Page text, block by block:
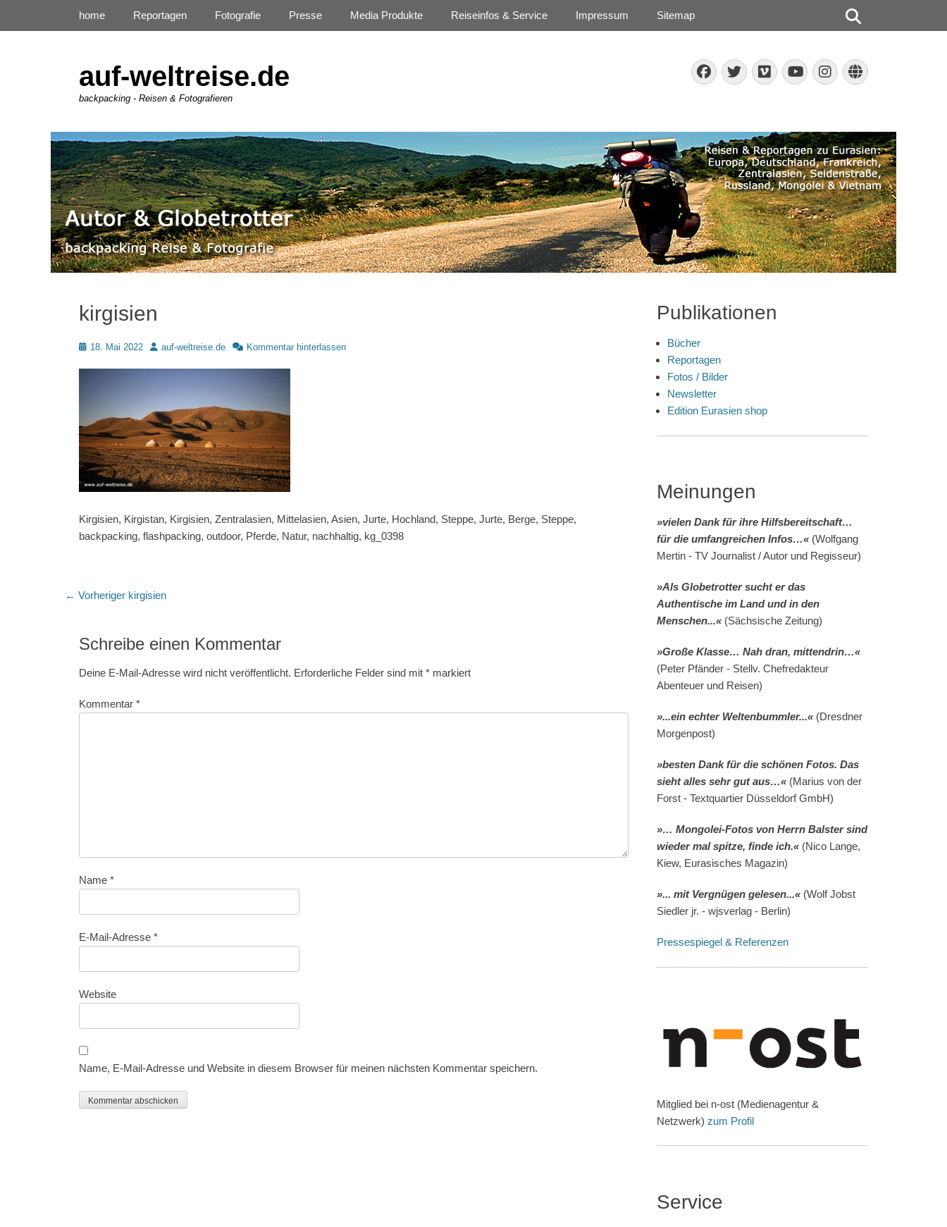
auf-weltreise.de
backpacking - Reisen & Fotografieren
Facebook
Twitter
Vimeo
YouTube
Instagram
Website
Primäres Menü
home Reportagen Fotografie Presse Media Produkte Reiseinfos & Service Impressum Sitemap
kirgisien
Posted
18. Mai 2022 Autorauf-weltreise.de Kommentar hinterlassen
Kirgisien, Kirgistan, Kirgisien, Zentralasien, Mittelasien, Asien, Jurte, Hochland, Steppe, Jurte, Berge, Steppe,
backpacking, flashpacking, outdoor, Pferde, Natur, nachhaltig, kg_0398
Beitragsnavigation
← Vorheriger Vorheriger
kirgisien
Schreibe einen Kommentar
Deine E-Mail-Adresse wird nicht veröffentlicht. Erforderliche Felder sind mit * markiert
Kommentar *
Name *
E-Mail-Adresse *
Website
Name, E-Mail-Adresse und Website in diesem Browser für meinen nächsten Kommentar speichern.
Publikationen
Bücher
Reportagen
Fotos / Bilder
Newsletter
Edition Eurasien shop
Meinungen
»vielen Dank für ihre Hilfsbereitschaft…
für die umfangreichen Infos…« (Wolfgang
Mertin - TV Journalist / Autor und Regisseur)
»Als Globetrotter sucht er das
Authentische im Land und in den
Menschen...« (Sächsische Zeitung)
»Große Klasse… Nah dran, mittendrin…«
(Peter Pfänder - Stellv. Chefredakteur
Abenteuer und Reisen)
»...ein echter Weltenbummler...« (Dresdner
Morgenpost)
»besten Dank für die schönen Fotos. Das
sieht alles sehr gut aus…« (Marius von der
Forst - Textquartier Düsseldorf GmbH)
»… Mongolei-Fotos von Herrn Balster sind
wieder mal spitze, finde ich.« (Nico Lange,
Kiew, Eurasisches Magazin)
»... mit Vergnügen gelesen...« (Wolf Jobst
Siedler jr. - wjsverlag - Berlin)
Pressespiegel & Referenzen
Mitglied bei n-ost (Medienagentur &
Netzwerk) zum Profil
Service